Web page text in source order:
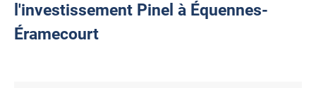
l'investissement Pinel à Équennes-
Éramecourt